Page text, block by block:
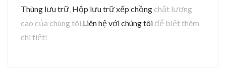
Thùng lưu trữ, Hộp lưu trữ xếp chồng chất lượng
cao của chúng tôi.Liên hệ với chúng tôi để biết thêm
chi tiết!